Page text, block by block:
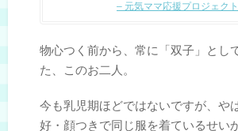
– 元気ママ応援プロジェクト
物心つく前から、常に「双子」とし
た、このお二人。
今も乳児期ほどではないですが、や
好・顔つきで同じ服を着ているせい